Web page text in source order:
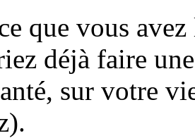
que vous
déjà faire
sur votre